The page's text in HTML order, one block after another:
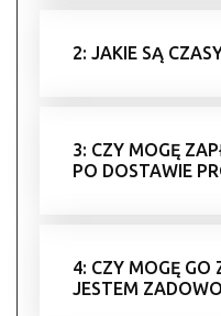
2: JAKIE SĄ
3: CZY MOGĘ
PO DOSTAWIE
4: CZY MOGĘ GO
JESTEM